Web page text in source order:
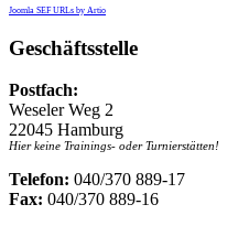
Joomla SEF URLs by Artio
Geschäftsstelle
Postfach:
Weseler Weg 2
22045 Hamburg
Hier keine Trainings- oder Turnierstätten!
Telefon: 040/370 889-17
Fax: 040/370 889-16